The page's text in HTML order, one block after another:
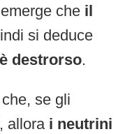
che il
si deduce
destrorso.
se gli
allora i neutrini